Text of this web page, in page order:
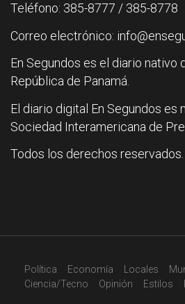
Teléfono: 385-8777 / 385-8778
Correo electrónico:
En Segundos es el diario nativo
República de Panamá.
El diario digital En Segundos es
Sociedad Interamericana de
Todos los derechos reservados.
Política Economía Locales
Ciencia/Tecno
Opinión Estilos